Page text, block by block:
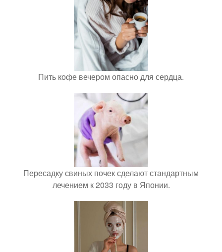
Пить кофе вечером опасно для сердца.
Пересадку свиных почек сделают стандартным
лечением к 2033 году в Японии.